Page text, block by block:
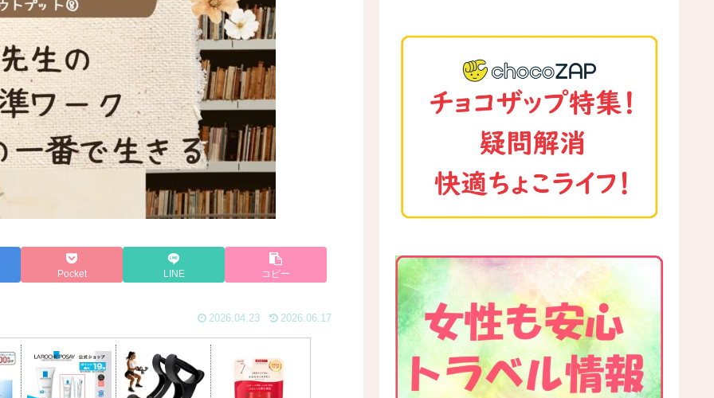
Pocket LINE コピー
2026.04.23 2026.06.17